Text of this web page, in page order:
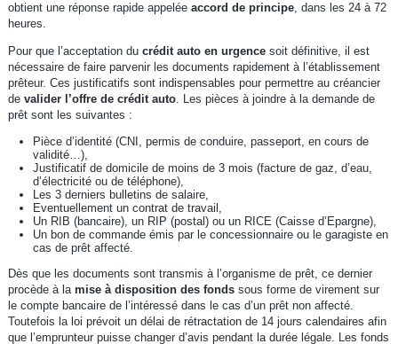
obtient une réponse rapide appelée accord de principe, dans les 24 à 72
heures.
Pour que l’acceptation du crédit auto en urgencesoit définitive, il est
nécessaire de faire parvenir les documents rapidement à l’établissement
prêteur. Ces justificatifs sont indispensables pour permettre au créancier
de valider l’offre de crédit auto. Les pièces à joindre à la demande de
prêt sont les suivantes :
Pièce d’identité (CNI, permis de conduire, passeport, en cours de
validité…),
Justificatif de domicile de moins de 3 mois (facture de gaz, d’eau,
d’électricité ou de téléphone),
Les 3 derniers bulletins de salaire,
Eventuellement un contrat de travail,
Un RIB (bancaire), un RIP (postal) ou un RICE (Caisse d’Epargne),
Un bon de commande émis par le concessionnaire ou le garagiste en
cas de prêt affecté.
Dès que les documents sont transmis à l’organisme de prêt, ce dernier
procède à la mise à disposition des fondssous forme de virement sur
le compte bancaire de l’intéressé dans le cas d’un prêt non affecté.
Toutefois la loi prévoit un délai de rétractation de 14 jours calendaires afin
que l’emprunteur puisse changer d’avis pendant la durée légale. Les fonds